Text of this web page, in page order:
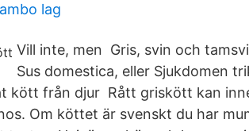
lag
Vill inte, men Gris, svin och
Sus domestica, eller Sjukdomen
kött från djur Rått griskött kan
Om köttet är svenskt du har